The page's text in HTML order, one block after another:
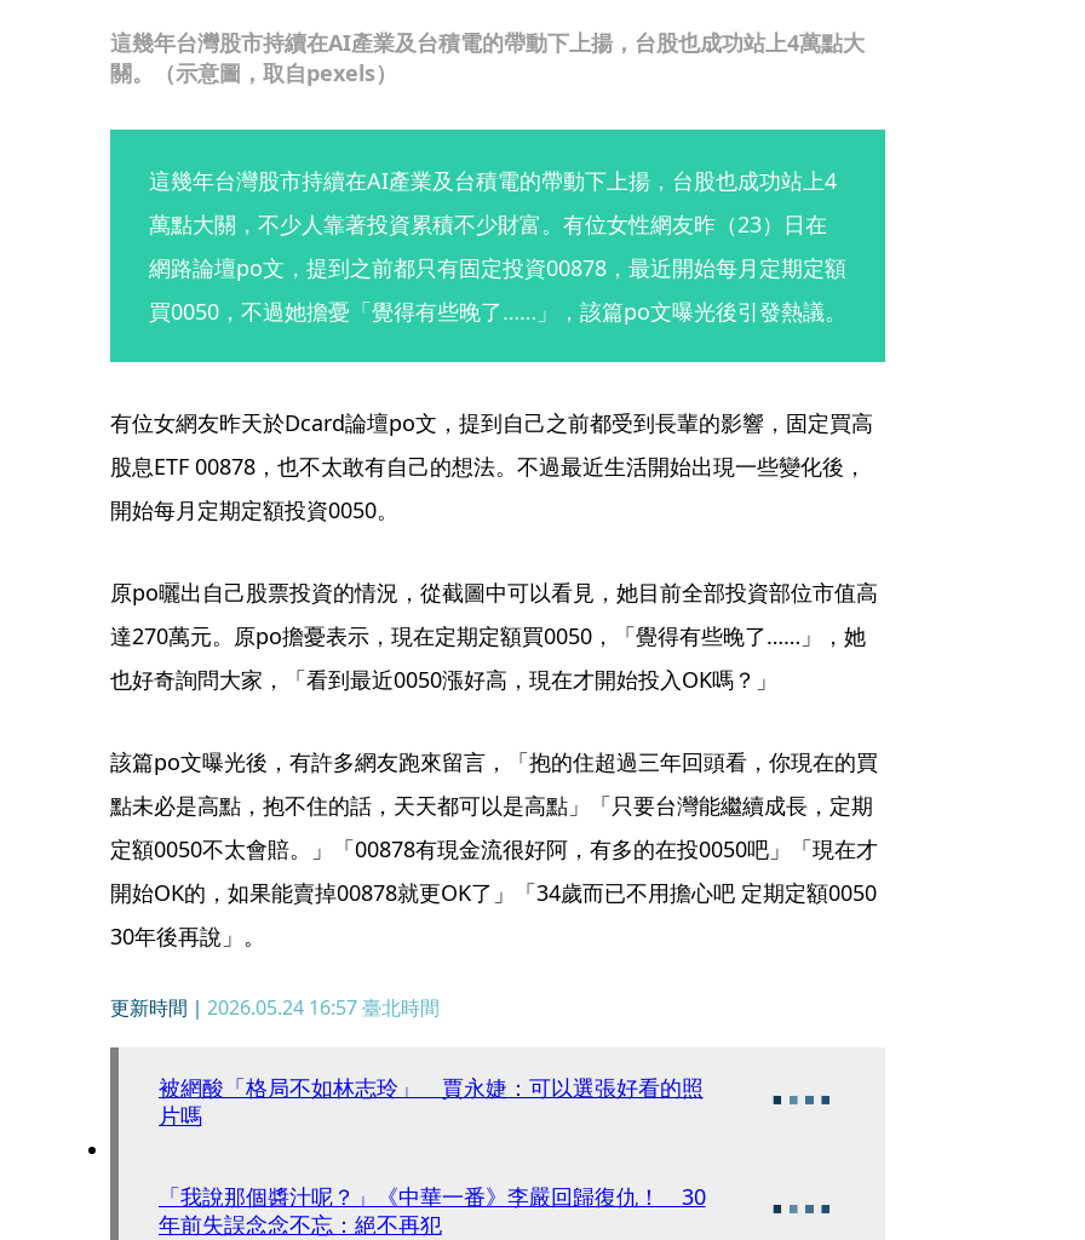
這幾年台灣股市持續在AI產業及台積電的帶動下上揚，台股也成功站上4萬點大
關。（示意圖，取自pexels）
這幾年台灣股市持續在AI產業及台積電的帶動下上揚，台股也成功站上4
萬點大關，不少人靠著投資累積不少財富。有位女性網友昨（23）日在
網路論壇po文，提到之前都只有固定投資00878，最近開始每月定期定額
買0050，不過她擔憂「覺得有些晚了……」，該篇po文曝光後引發熱議。
有位女網友昨天於Dcard論壇po文，提到自己之前都受到長輩的影響，固定買高
股息ETF 00878，也不太敢有自己的想法。不過最近生活開始出現一些變化後，
開始每月定期定額投資0050。
原po曬出自己股票投資的情況，從截圖中可以看見，她目前全部投資部位市值高
達270萬元。原po擔憂表示，現在定期定額買0050，「覺得有些晚了……」，她
也好奇詢問大家，「看到最近0050漲好高，現在才開始投入OK嗎？」
該篇po文曝光後，有許多網友跑來留言，「抱的住超過三年回頭看，你現在的買
點未必是高點，抱不住的話，天天都可以是高點」「只要台灣能繼續成長，定期
定額0050不太會賠。」「00878有現金流很好阿，有多的在投0050吧」「現在才
開始OK的，如果能賣掉00878就更OK了」「34歲而已不用擔心吧 定期定額0050
30年後再說」。
更新時間｜ 2026.05.24 16:57臺北時間
被網酸「格局不如林志玲」 賈永婕：可以選張好看的照
片嗎
「我說那個醬汁呢？」《中華一番》李嚴回歸復仇！ 30
年前失誤念念不忘：絕不再犯